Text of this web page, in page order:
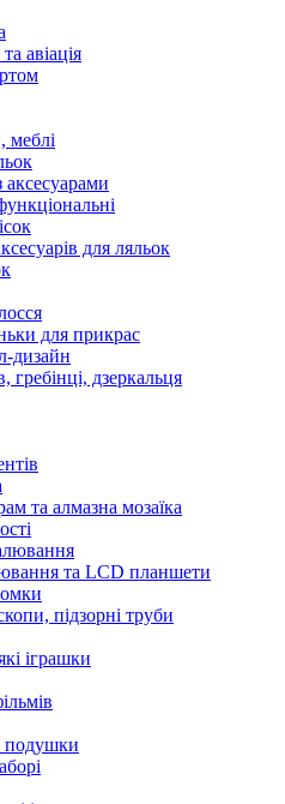
авіація
меблі
для ляльок
для прикрас
дизайн
гребінці, дзеркальця
та алмазна мозаїка
та LCD планшети
підзорні труби
іграшки
подушки